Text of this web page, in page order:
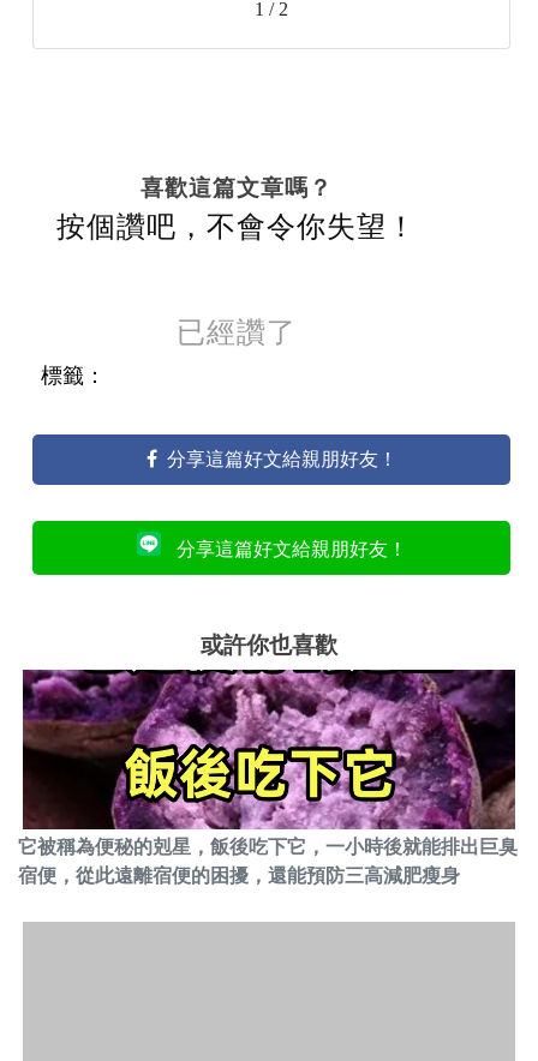
1 / 2
喜歡這篇文章嗎？
按個讚吧，不會令你失望！
已經讚了
標籤：
分享這篇好文給親朋好友！
分享這篇好文給親朋好友！
或許你也喜歡
它被稱為便秘的剋星，飯後吃下它，一小時後就能排出巨臭
宿便，從此遠離宿便的困擾，還能預防三高減肥瘦身